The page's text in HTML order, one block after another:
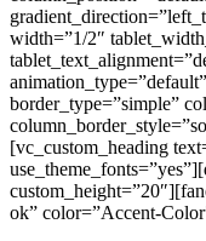
width=”1/2″
border_type=”simple”
[vc_custom_heading
ok” color=”Accent-